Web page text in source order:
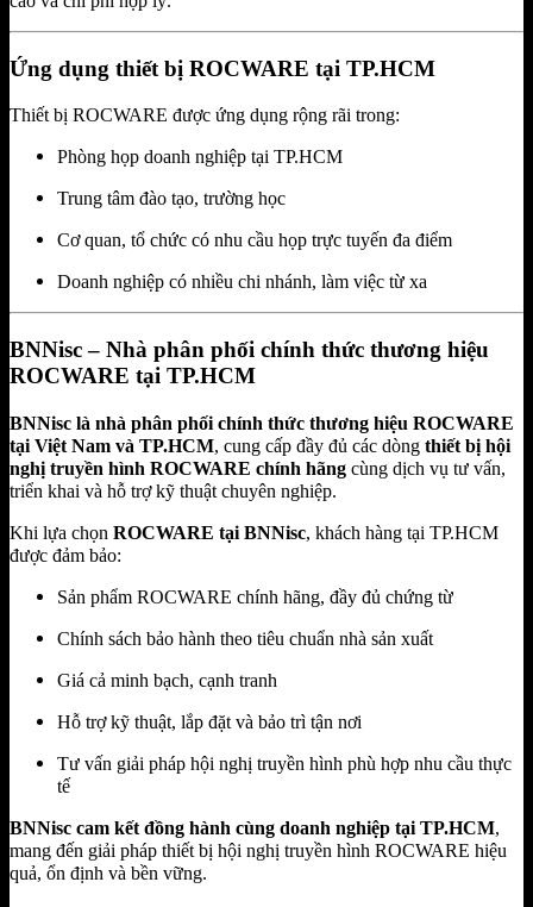
Ứng dụng thiết bị ROCWARE tại TP.HCM
Thiết bị ROCWARE được ứng dụng rộng rãi trong:
Phòng họp doanh nghiệp tại TP.HCM
Trung tâm đào tạo, trường học
Cơ quan, tổ chức có nhu cầu họp trực tuyến đa điểm
Doanh nghiệp có nhiều chi nhánh, làm việc từ xa
BNNisc – Nhà phân phối chính thức thương hiệu
ROCWARE tại TP.HCM
BNNisc là nhà phân phối chính thức thương hiệu ROCWARE
tại Việt Nam và TP.HCM, cung cấp đầy đủ các dòng thiết bị hội
nghị truyền hình ROCWARE chính hãng cùng dịch vụ tư vấn,
triển khai và hỗ trợ kỹ thuật chuyên nghiệp.
Khi lựa chọn ROCWARE tại BNNisc, khách hàng tại TP.HCM
được đảm bảo:
Sản phẩm ROCWARE chính hãng, đầy đủ chứng từ
Chính sách bảo hành theo tiêu chuẩn nhà sản xuất
Giá cả minh bạch, cạnh tranh
Hỗ trợ kỹ thuật, lắp đặt và bảo trì tận nơi
Tư vấn giải pháp hội nghị truyền hình phù hợp nhu cầu thực
tế
BNNisc cam kết đồng hành cùng doanh nghiệp tại TP.HCM,
mang đến giải pháp thiết bị hội nghị truyền hình ROCWARE hiệu
quả, ổn định và bền vững.